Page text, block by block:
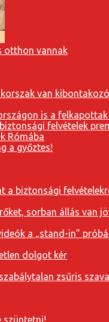
otthon vannak
van
is a
felvételek
Rómába
a győztes!
a biztonsági
sorban állás van
a „stand-in”
dolgot kér
zsűris
szüntetni!